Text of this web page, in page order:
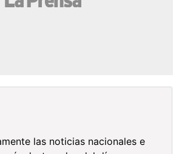
las noticias nacionales e